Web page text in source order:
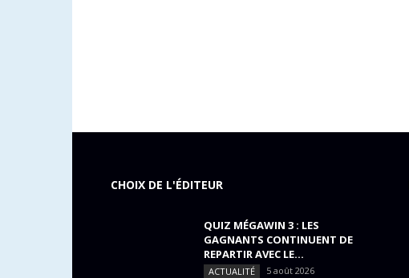
CHOIX DE L'ÉDITEUR
QUIZ MÉGAWIN 3 : LES
GAGNANTS CONTINUENT DE
REPARTIR AVEC LE...
ACTUALITÉ 5 août 2026